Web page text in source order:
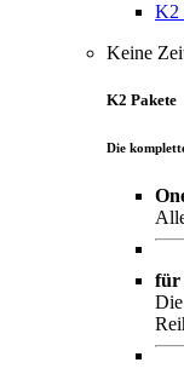
K2
Keine
K2 Pakete
Die
für